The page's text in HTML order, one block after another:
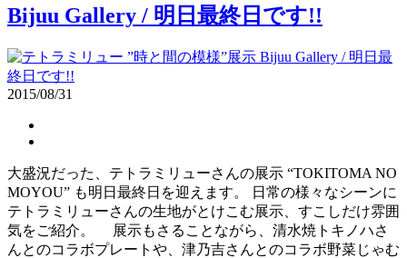
Bijuu Gallery / 明日最終日です!!
2015/08/31
大盛況だった、テトラミリューさんの展示 “TOKITOMA NO
MOYOU” も明日最終日を迎えます。 日常の様々なシーンに
テトラミリューさんの生地がとけこむ展示、すこしだけ雰囲
気をご紹介。 展示もさることながら、清水焼トキノハさ
んとのコラボプレートや、津乃吉さんとのコラボ野菜じゃむ